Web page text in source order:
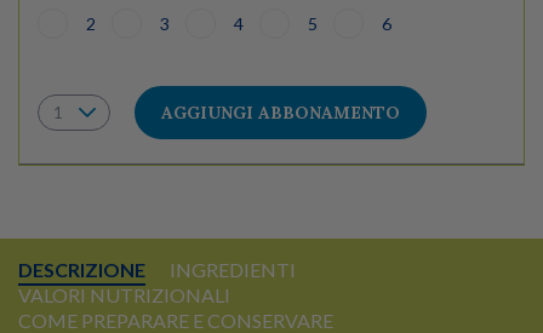
2 3 4 5 6
AGGIUNGI ABBONAMENTO
DESCRIZIONE
INGREDIENTI
VALORI NUTRIZIONALI
COME PREPARARE E CONSERVARE